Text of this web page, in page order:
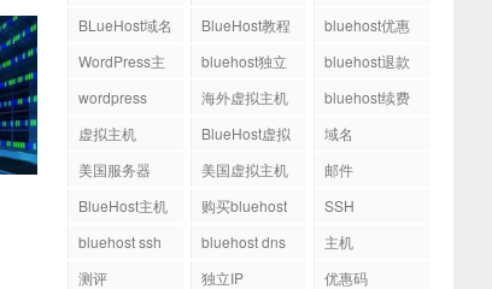
BLueHost域名
BlueHost教程
bluehost优惠
WordPress主
bluehost独立
bluehost退款
wordpress
海外虚拟主机
bluehost续费
虚拟主机
BlueHost虚拟
域名
美国服务器
美国虚拟主机
邮件
BlueHost主机
购买bluehost
SSH
bluehost ssh
bluehost dns
主机
测评
独立IP
优惠码